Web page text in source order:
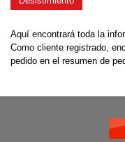
Aquí encontrará toda la
Como cliente registrado,
pedido en el resumen de